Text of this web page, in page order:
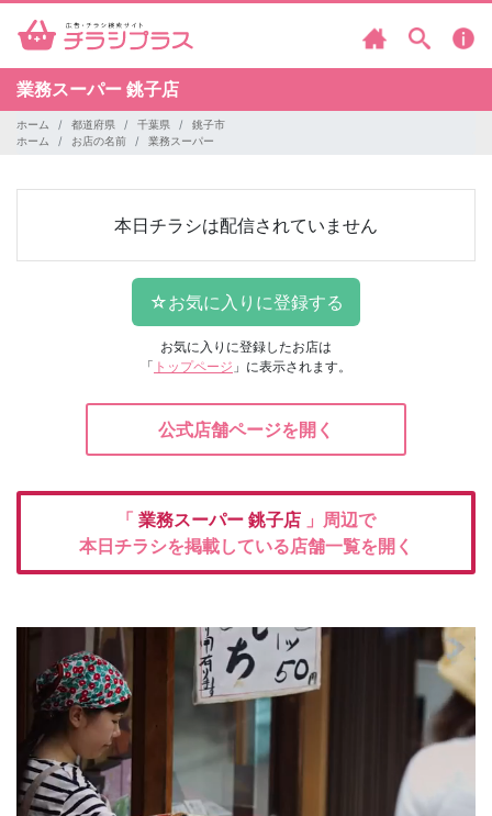
業務スーパー 銚子店
ホーム 都道府県 千葉県
銚子市
ホーム
お店の名前 業務スーパー
本日チラシは配信されていません
お気に入りに登録したお店は
「 トップページ 」に表示されます。
公式店舗ページを開く
「 業務スーパー 銚子店 」周辺で
本日チラシを掲載している店舗一覧を開く